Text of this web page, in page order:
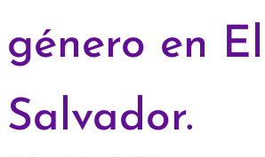
género en El
Salvador.